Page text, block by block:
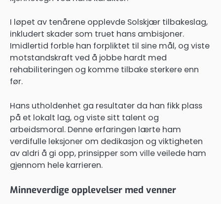
I løpet av tenårene opplevde Solskjær tilbakeslag,
inkludert skader som truet hans ambisjoner.
Imidlertid forble han forpliktet til sine mål, og viste
motstandskraft ved å jobbe hardt med
rehabiliteringen og komme tilbake sterkere enn
før.
Hans utholdenhet ga resultater da han fikk plass
på et lokalt lag, og viste sitt talent og
arbeidsmoral. Denne erfaringen lærte ham
verdifulle leksjoner om dedikasjon og viktigheten
av aldri å gi opp, prinsipper som ville veilede ham
gjennom hele karrieren.
Minneverdige opplevelser med venner